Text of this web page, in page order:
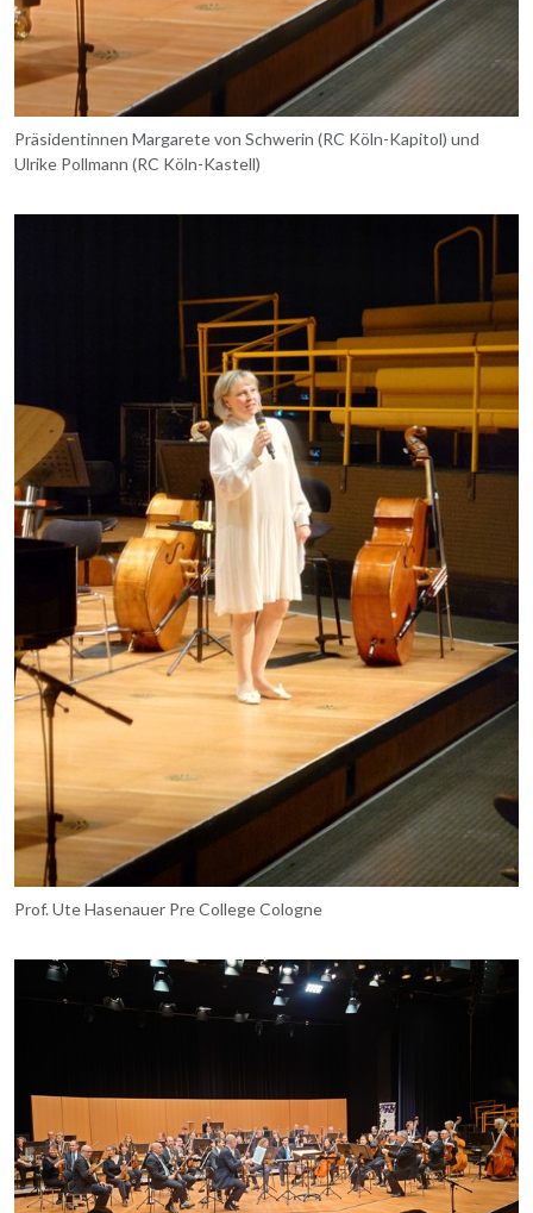
Präsidentinnen Margarete von Schwerin (RC Köln-Kapitol) und
Ulrike Pollmann (RC Köln-Kastell)
Prof. Ute Hasenauer Pre College Cologne